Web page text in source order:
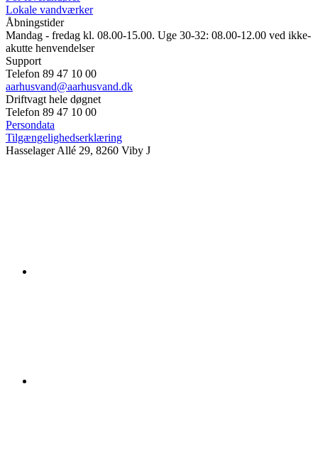
Lokale vandværker
Åbningstider
Mandag - fredag kl. 08.00-15.00. Uge 30-32: 08.00-12.00 ved ikke-
akutte henvendelser
Support
Telefon 89 47 10 00
aarhusvand@aarhusvand.dk
Driftvagt hele døgnet
Telefon 89 47 10 00
Persondata
Tilgængelighedserklæring
Hasselager Allé 29, 8260 Viby J